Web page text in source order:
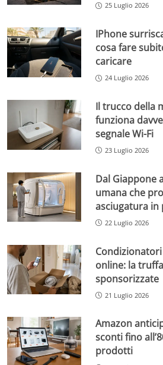
25 Luglio 2026
IPhone
cosa fare
caricare
24 Luglio 2026
Il trucco della
funziona
segnale Wi-Fi
23 Luglio 2026
Dal Giappone
umana che
asciugatura
22 Luglio 2026
online: la
sponsorizzate
21 Luglio 2026
Amazon
sconti fino
prodotti